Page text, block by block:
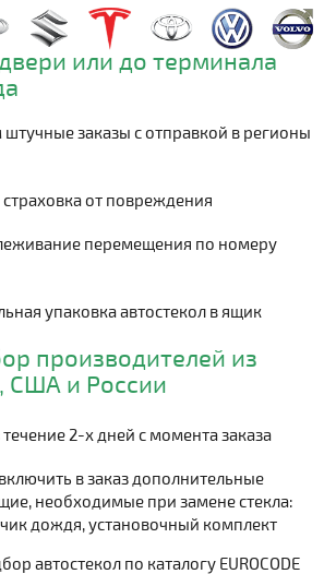
или до терминала
заказы с отправкой в регионы
страховка от повреждения
перемещения по номеру
упаковка автостекол в ящик
производителей из
США и России
2-х дней с момента заказа
в заказ дополнительные
необходимые при замене стекла:
дождя, установочный комплект
автостекол по каталогу EUROCODE